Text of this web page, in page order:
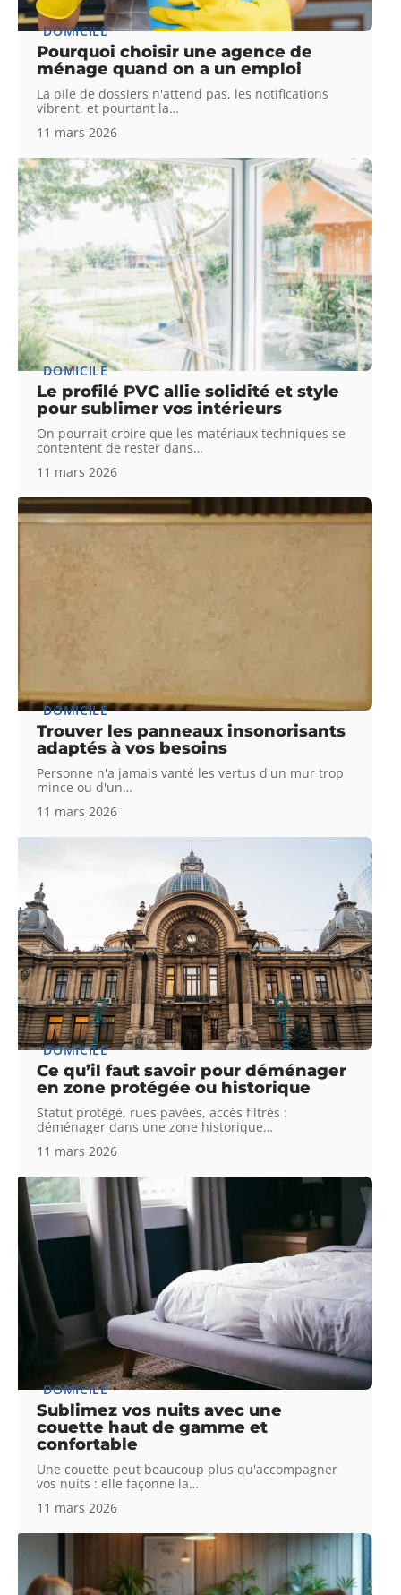
DOMICILE
Pourquoi choisir une agence de
ménage quand on a un emploi
La pile de dossiers n'attend pas, les notifications
vibrent, et pourtant la…
11 mars 2026
DOMICILE
Le profilé PVC allie solidité et style
pour sublimer vos intérieurs
On pourrait croire que les matériaux techniques se
contentent de rester dans…
11 mars 2026
DOMICILE
Trouver les panneaux insonorisants
adaptés à vos besoins
Personne n'a jamais vanté les vertus d'un mur trop
mince ou d'un…
11 mars 2026
DOMICILE
Ce qu’il faut savoir pour déménager
en zone protégée ou historique
Statut protégé, rues pavées, accès filtrés :
déménager dans une zone historique…
11 mars 2026
DOMICILE
Sublimez vos nuits avec une
couette haut de gamme et
confortable
Une couette peut beaucoup plus qu'accompagner
vos nuits : elle façonne la…
11 mars 2026